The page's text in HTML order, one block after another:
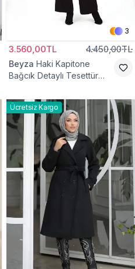
3
3.560,00TL 4.450,00TL
Beyza Haki Kapitone
Bağcık Detaylı Tesettür
Ücretsiz Kargo